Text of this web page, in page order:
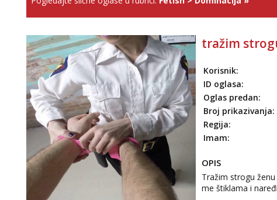
tražim
Korisnik:
ID oglasa:
Oglas predan:
Broj prikazivanja:
Regija:
Imam:
OPIS
Tražim strogu
me štiklama i